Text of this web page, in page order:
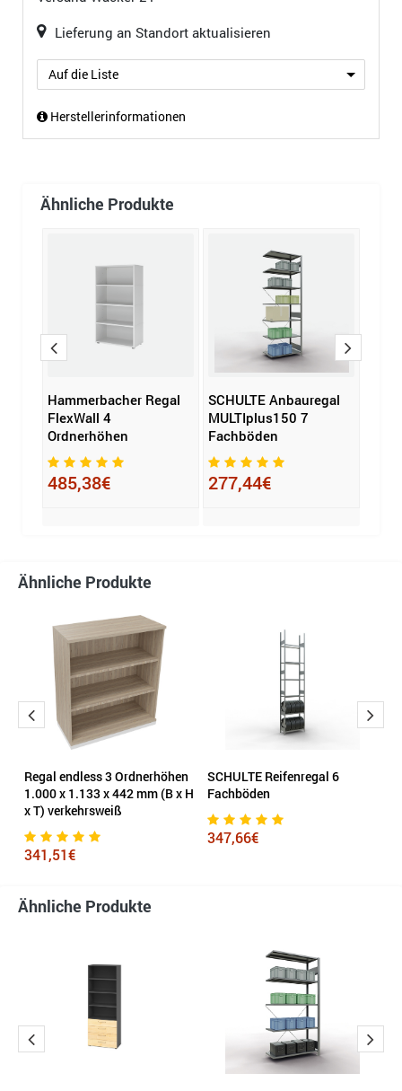
Lieferung an Standort aktualisieren
Auf die Liste
Herstellerinformationen
Ähnliche Produkte
Hammerbacher Regal
FlexWall 4
Ordnerhöhen
485,38€
SCHULTE Anbauregal
MULTIplus150 7
Fachböden
277,44€
Ähnliche Produkte
Regal endless 3 Ordnerhöhen
1.000 x 1.133 x 442 mm (B x H
x T) verkehrsweiß
341,51€
SCHULTE Reifenregal 6
Fachböden
347,66€
Ähnliche Produkte